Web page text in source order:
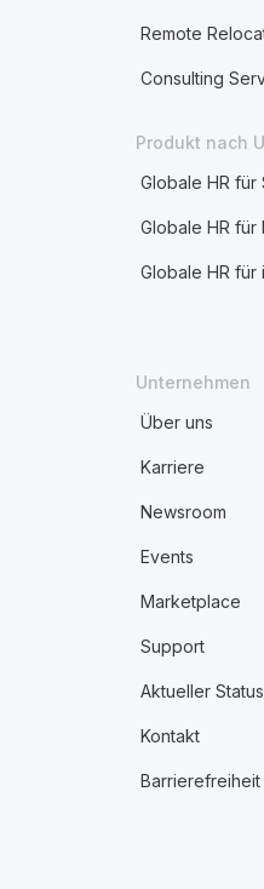
Remote
Consulting
Produkt nach
Globale HR für
Globale HR für
Globale HR für
Unternehmen
Über uns
Karriere
Newsroom
Events
Marketplace
Support
Aktueller Status
Kontakt